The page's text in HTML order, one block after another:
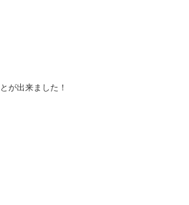
が出来ました！